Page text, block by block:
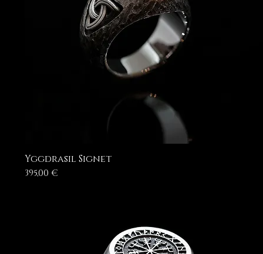
Yggdrasil Signet
Prezzo
395,00 €